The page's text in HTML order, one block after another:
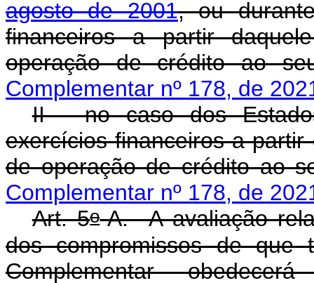
agosto de 2001, ou
financeiros a partir
operação de crédito ao
Complementar nº 178, de
II - no caso dos
exercícios financeiros a
de operação de crédito
Complementar nº 178, de
Art. 5o-A. A avaliação
dos compromissos de
Complementar